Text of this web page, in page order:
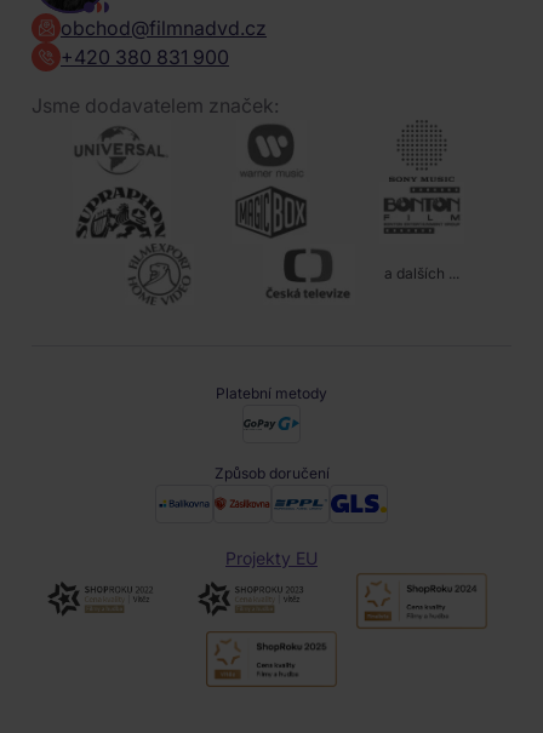
obchod@filmnadvd.cz
+420 380 831 900
Jsme dodavatelem značek:
a dalších ...
Platební metody
Způsob doručení
Projekty EU